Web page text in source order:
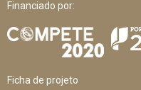
Financiado por:
Ficha de projeto